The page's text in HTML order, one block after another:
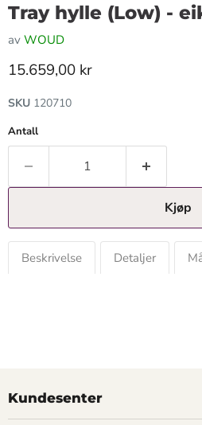
Tray hylle (Low) -
av WOUD
Gjeldende pris
15.659,00 kr
SKU 120710
Antall
Kjøp
Beskrivelse Detaljer
Kundesenter